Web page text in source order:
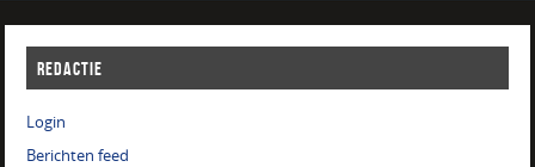
REDACTIE
Login
Berichten feed